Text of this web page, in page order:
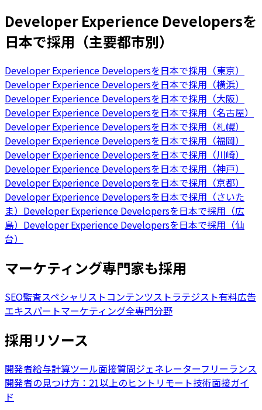
Developer Experience Developersを
日本で採用（主要都市別）
Developer Experience Developersを日本で採用（東京）
Developer Experience Developersを日本で採用（横浜）
Developer Experience Developersを日本で採用（大阪）
Developer Experience Developersを日本で採用（名古屋）
Developer Experience Developersを日本で採用（札幌）
Developer Experience Developersを日本で採用（福岡）
Developer Experience Developersを日本で採用（川崎）
Developer Experience Developersを日本で採用（神戸）
Developer Experience Developersを日本で採用（京都）
Developer Experience Developersを日本で採用（さいた
ま） Developer Experience Developersを日本で採用（広
島） Developer Experience Developersを日本で採用（仙
台）
マーケティング専門家も採用
SEO監査スペシャリストコンテンツストラテジスト有料広告
エキスパートマーケティング全専門分野
採用リソース
開発者給与計算ツール面接質問ジェネレーターフリーランス
開発者の見つけ方：21以上のヒント リモート技術面接ガイ
ド